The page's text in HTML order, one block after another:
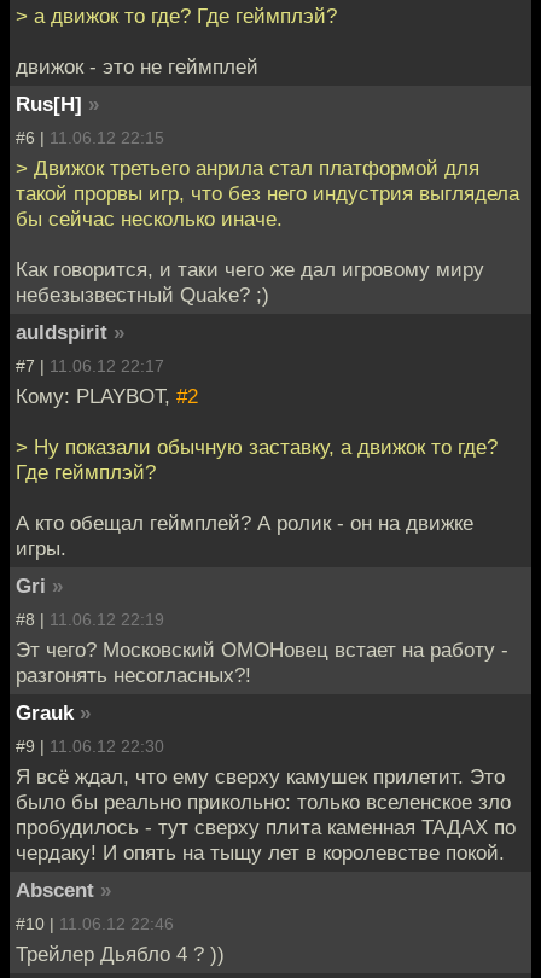
> а движок то где? Где геймплэй?
движок - это не геймплей
Rus[H] »
#6 | 11.06.12 22:15
> Движок третьего анрила стал платформой для
такой прорвы игр, что без него индустрия выглядела
бы сейчас несколько иначе.
Как говорится, и таки чего же дал игровому миру
небезызвестный Quake? ;)
auldspirit »
#7 | 11.06.12 22:17
Кому: PLAYBOT, #2
> Ну показали обычную заставку, а движок то где?
Где геймплэй?
А кто обещал геймплей? А ролик - он на движке
игры.
Gri »
#8 | 11.06.12 22:19
Эт чего? Московский ОМОНовец встает на работу -
разгонять несогласных?!
Grauk »
#9 | 11.06.12 22:30
Я всё ждал, что ему сверху камушек прилетит. Это
было бы реально прикольно: только вселенское зло
пробудилось - тут сверху плита каменная ТАДАХ по
чердаку! И опять на тыщу лет в королевстве покой.
Abscent »
#10 | 11.06.12 22:46
Трейлер Дьябло 4 ? ))